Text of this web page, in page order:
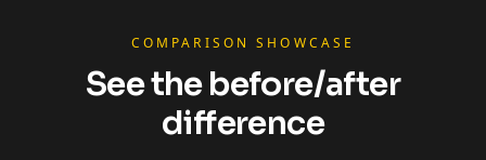
COMPARISON SHOWCASE
See the before/after
difference